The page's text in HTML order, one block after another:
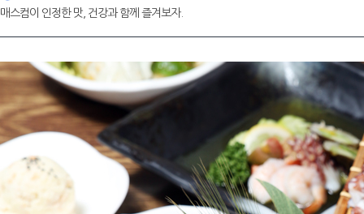
매스컴이 인정한 맛, 건강과 함께 즐겨보자.